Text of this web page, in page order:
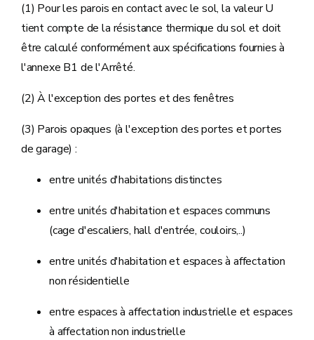
(1) Pour les parois en contact avec le sol, la valeur U
tient compte de la résistance thermique du sol et doit
être calculé conformément aux spécifications fournies à
l'annexe B1 de l'Arrêté.
(2) À l'exception des portes et des fenêtres
(3) Parois opaques (à l'exception des portes et portes
de garage) :
entre unités d'habitations distinctes
entre unités d'habitation et espaces communs
(cage d'escaliers, hall d'entrée, couloirs,..)
entre unités d'habitation et espaces à affectation
non résidentielle
entre espaces à affectation industrielle et espaces
à affectation non industrielle